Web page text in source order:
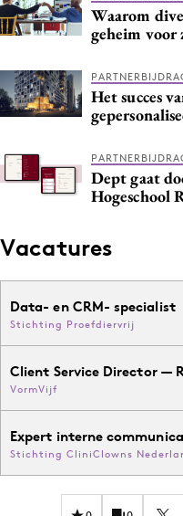
Waarom
geheim voor
Het succes
Dept gaat
Hogeschool
Vacatures
Data- en CRM- specialist
Stichting Proefdiervrij
Client Service Director —
VormVijf
Expert interne
Stichting CliniClowns